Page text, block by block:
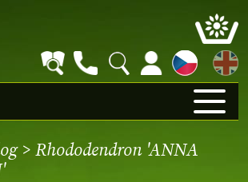
EN
> Rhododendron 'ANNA